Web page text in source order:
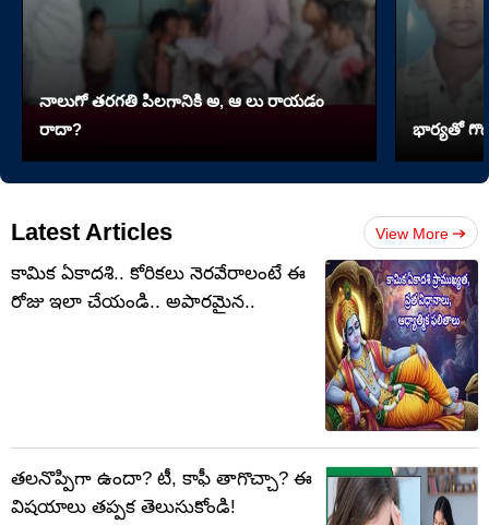
నాలుగో త‌ర‌గతి పిలగానికి అ, ఆ లు రాయ‌డం
రాదా?
భార్యతో
Latest Articles View More
కామిక ఏకాదశి.. కోరికలు నెరవేరాలంటే ఈ
రోజు ఇలా చేయండి.. అపారమైన..
తలనొప్పిగా ఉందా? టీ, కాఫీ తాగొచ్చా? ఈ
విషయాలు తప్పక తెలుసుకోండి!